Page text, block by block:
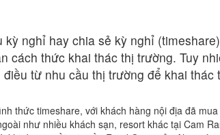
kỳ nghỉ hay chia sẻ kỳ nghỉ
cách thức khai thác thị trường. Tuy
từ nhu cầu thị trường để khai thác
thức timeshare, với khách hàng nội địa đã
như nhiều khách sạn, resort khác tại Cam